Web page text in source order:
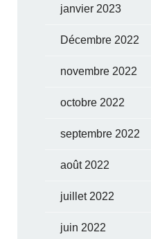
janvier 2023
Décembre 2022
novembre 2022
octobre 2022
septembre 2022
août 2022
juillet 2022
juin 2022